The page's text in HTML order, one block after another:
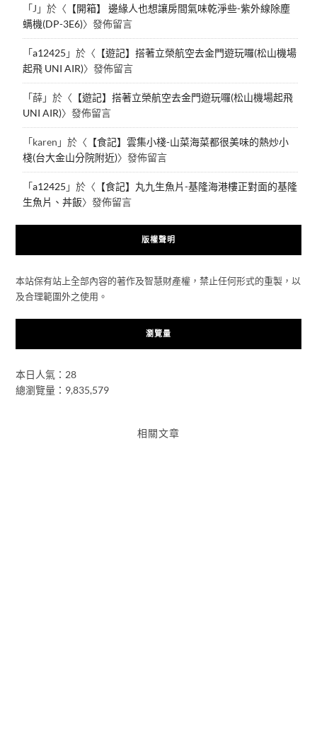
「J 」於〈 【開箱】 邊緣人也想讓房間氣味乾淨些-紫外線除塵
螨機(DP-3E6)〉發佈留言
「a12425 」於〈 【遊記】搭著立榮航空去金門遊玩囉(松山機場
起飛 UNI AIR)〉發佈留言
「薛」於〈 【遊記】搭著立榮航空去金門遊玩囉(松山機場起飛
UNI AIR)〉發佈留言
「karen 」於〈 【食記】雲集小棧-山菜海菜都很美味的熱炒小
棧(台大金山分院附近)〉發佈留言
「a12425 」於〈 【食記】丸九生魚片-基隆海港樓正對面的基隆
生魚片、丼飯〉發佈留言
版權聲明
本站保有站上全部內容的著作及智慧財產權，禁止任何形式的重製，以
及合理範圍外之使用。
瀏覽量
本日人氣：28
總瀏覽量：9,835,579
相關文章